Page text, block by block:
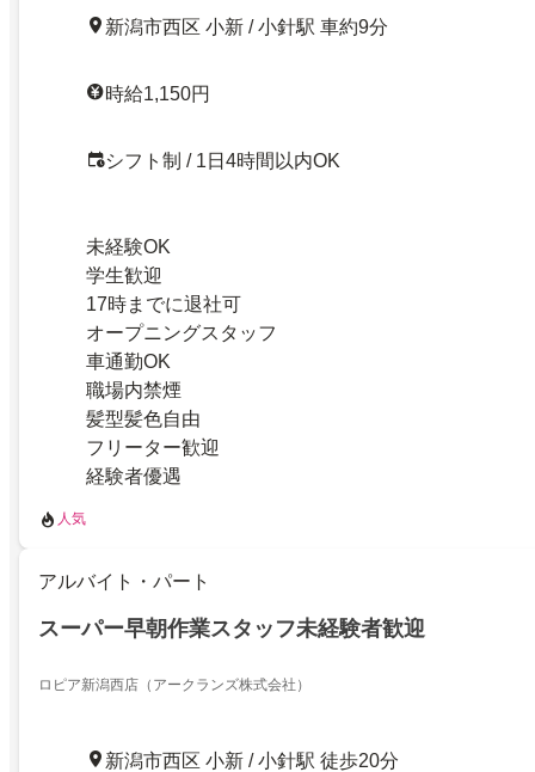
新潟市西区 小新 / 小針駅 車約9分
時給1,150円
シフト制 / 1日4時間以内OK
未経験OK
学生歓迎
17時までに退社可
オープニングスタッフ
車通勤OK
職場内禁煙
髪型髪色自由
フリーター歓迎
経験者優遇
人気
アルバイト・パート
スーパー早朝作業スタッフ未経験者歓迎
ロピア新潟西店（アークランズ株式会社）
新潟市西区 小新 / 小針駅 徒歩20分